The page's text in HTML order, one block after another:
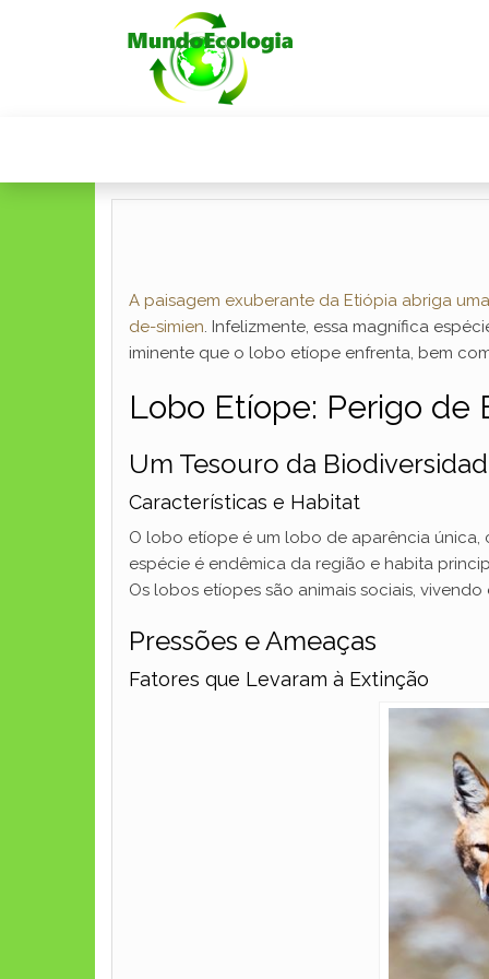
A paisagem exuberante da Etiópia abriga
de-simien. Infelizmente, essa magnífica
iminente que o lobo etíope enfrenta, bem
Lobo Etíope: Perigo de
Um Tesouro da
Características e Habitat
O lobo etíope é um lobo de aparência única,
espécie é endêmica da região e habita
Os lobos etíopes são animais sociais,
Pressões e Ameaças
Fatores que Levaram à Extinção